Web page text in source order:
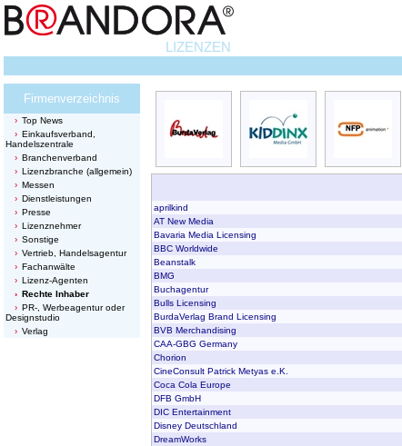
LIZENZEN
Firmenverzeichnis
Top News
Einkaufsverband,
Handelszentrale
Branchenverband
Lizenzbranche (allgemein)
Messen
Dienstleistungen
Presse
Lizenznehmer
Sonstige
Vertrieb, Handelsagentur
Fachanwälte
Lizenz-Agenten
Rechte Inhaber
PR-, Werbeagentur oder
Designstudio
Verlag
aprilkind
AT New Media
Bavaria Media Licensing
BBC Worldwide
Beanstalk
BMG
Buchagentur
Bulls Licensing
BurdaVerlag Brand Licensing
BVB Merchandising
CAA-GBG Germany
Chorion
CineConsult Patrick Metyas e.K.
Coca Cola Europe
DFB GmbH
DIC Entertainment
Disney Deutschland
DreamWorks